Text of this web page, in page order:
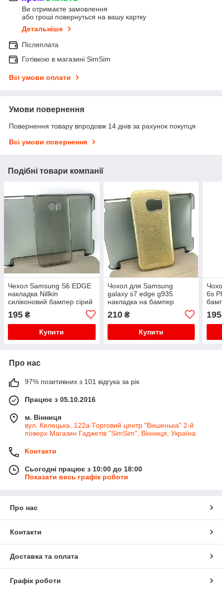
Ви отримаєте замовлення
або гроші повернуться на вашу картку
Детальніше
Післяплата
Готівкою в магазині SimSim
Всі умови оплати
Умови повернення
Повернення товару впродовж 14 днів за рахунок покупця
Всі умови повернення
Подібні товари компанії
Чехол Samsung S6 EDGE
накладка Nillkin
силіконовий бампер сірий
195 ₴
Купити
Чохол для Samsung
galaxy s7 edge g935
накладка на бампер
Glitter золотий
210₴
Купити
6s
195
Про нас
97% позитивних з 101 відгука за рік
Працює з 05.10.2016
м. Вінниця
вул. Келецька, 122а Торговий центр "Вишенька" 2-й
поверх Магазин Гаджетів "SimSim", Вінниця, Україна
Контакти
Сьогодні працює з 10:00 до 18:00
Показати весь графік роботи
Про нас
Контакти
Доставка та оплата
Графік роботи